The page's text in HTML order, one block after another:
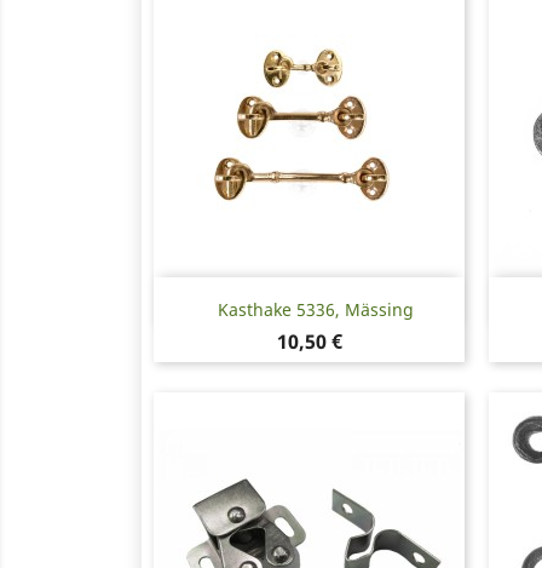
Kasthake 5336, Mässing
Pris
10,50 €
Snabbvy